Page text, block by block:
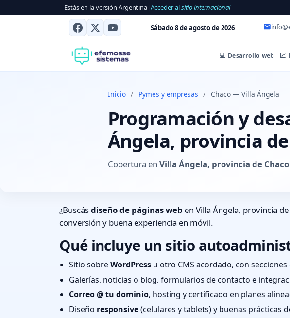
Estás en la versión Argentina|Acceder alsitio internacional
Sábado 8 de agosto de 2026
💻 Desarrollo web 📈
Inicio / Pymes y empresas / Chaco — Villa Ángela
Programación y
Ángela, provincia
Cobertura en Villa Ángela, provincia de Chaco
¿Buscásdiseño de páginas web en Villa Ángela, provincia
conversión y buena experiencia en móvil.
Qué incluye un sitio
Sitio sobreWordPress u otro CMS acordado, con
Galerías, noticias o blog, formularios de contacto e
Correo @ tu dominio, hosting y certificado en planes
Diseño responsive(celulares y tablets) y buenas prácticas